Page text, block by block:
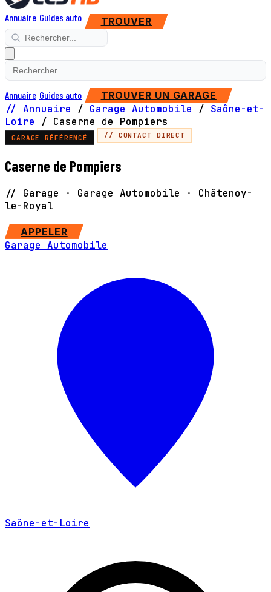
Annuaire Guides auto TROUVER
Annuaire Guides auto TROUVER UN GARAGE
// Annuaire / Garage Automobile / Saône-et-
Loire
/ Caserne de Pompiers
GARAGE RÉFÉRENCÉ // CONTACT DIRECT
Caserne de Pompiers
// Garage · Garage Automobile · Châtenoy-
le-Royal
APPELER
Garage Automobile
Saône-et-Loire